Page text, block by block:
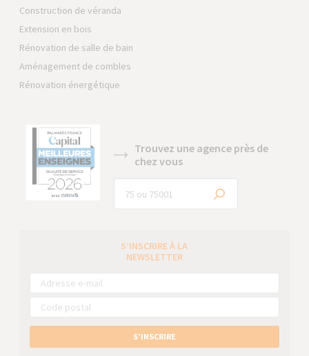
Construction de véranda
Extension en bois
Rénovation de salle de bain
Aménagement de combles
Rénovation énergétique
Trouvez une agence près de
chez vous
S’INSCRIRE À LA
NEWSLETTER
S’INSCRIRE